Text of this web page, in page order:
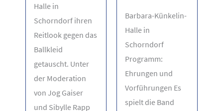
Halle in
Schorndorf ihren
Reitlook gegen das
Ballkleid
getauscht. Unter
der Moderation
von Jog Gaiser
und Sibylle Rapp
Barbara-Künkelin-
Halle in
Schorndorf
Programm:
Ehrungen und
Vorführungen Es
spielt die Band